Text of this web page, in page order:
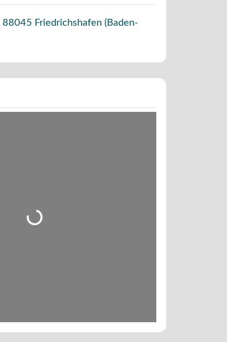
88045 Friedrichshafen ( Baden-
Wird geladen …